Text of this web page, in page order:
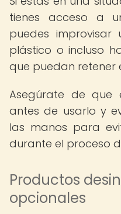
tienes acceso a
puedes improvisar
plástico o incluso
que puedan retener
Asegúrate de que
antes de usarlo y
las manos para
durante el proceso
Productos
opcionales